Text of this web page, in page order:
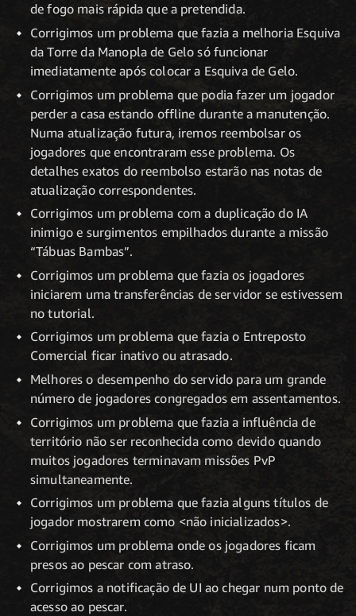
de fogo mais rápida que a pretendida.
Corrigimos um problema que fazia a melhoria Esquiva
da Torre da Manopla de Gelo só funcionar
imediatamente após colocar a Esquiva de Gelo.
Corrigimos um problema que podia fazer um jogador
perder a casa estando offline durante a manutenção.
Numa atualização futura, iremos reembolsar os
jogadores que encontraram esse problema. Os
detalhes exatos do reembolso estarão nas notas de
atualização correspondentes.
Corrigimos um problema com a duplicação do IA
inimigo e surgimentos empilhados durante a missão
“Tábuas Bambas”.
Corrigimos um problema que fazia os jogadores
iniciarem uma transferências de servidor se estivessem
no tutorial.
Corrigimos um problema que fazia o Entreposto
Comercial ficar inativo ou atrasado.
Melhores o desempenho do servido para um grande
número de jogadores congregados em assentamentos.
Corrigimos um problema que fazia a influência de
território não ser reconhecida como devido quando
muitos jogadores terminavam missões PvP
simultaneamente.
Corrigimos um problema que fazia alguns títulos de
jogador mostrarem como <não inicializados>.
Corrigimos um problema onde os jogadores ficam
presos ao pescar com atraso.
Corrigimos a notificação de UI ao chegar num ponto de
acesso ao pescar.